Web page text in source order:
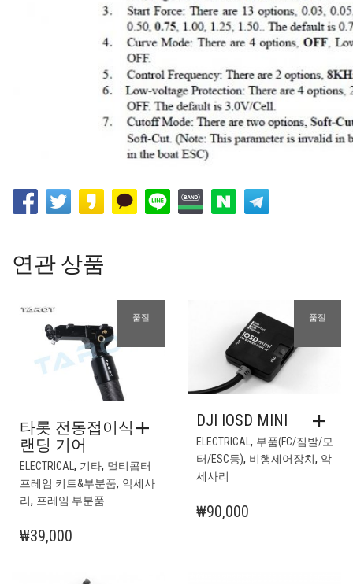
연관 상품
품절
타롯 전동접이식
랜딩 기어
ELECTRICAL , 기타, 멀티콥터
프레임 키트&부분품, 악세사
리, 프레임 부분품
₩39,000
품절
DJI IOSD MINI
ELECTRICAL , 부품(FC/짐발/모
터/ESC등), 비행제어장치, 악
세사리
₩90,000